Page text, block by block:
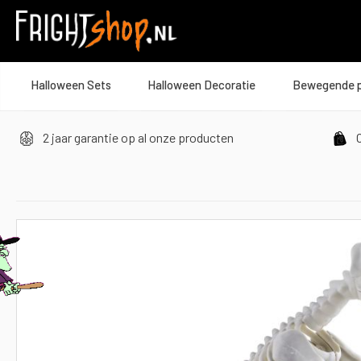
Halloween Sets Halloween Decoratie Bewegende
2 jaar garantie op al onze producten
naar
einde
van